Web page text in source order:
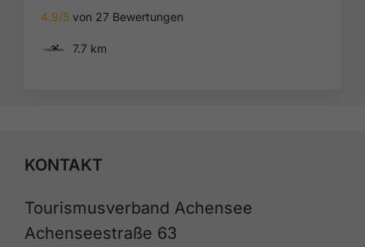
4.9/5 von 27 Bewertungen
🅐 7.7 km
KONTAKT
Tourismusverband Achensee
Achenseestraße 63